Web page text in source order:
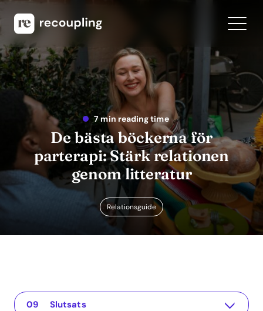
7 min reading time
De bästa böckerna för
parterapi: Stärk relationen
genom litteratur
Relationsguide
Inledning
The app for your relationship
Varför böcker för parterapi?
Topp-böcker för parterapi
Hur man effektivt använder böcker
ROI-fördelar med parterapi
Hur Recoupling-appen hjälper
Vanliga frågor
Slutsats